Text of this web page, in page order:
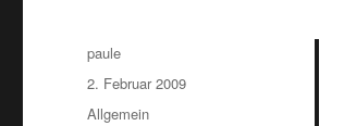
Autor
paule
Veröffentlicht
am
2. Februar 2009
Kategorien
Allgemein